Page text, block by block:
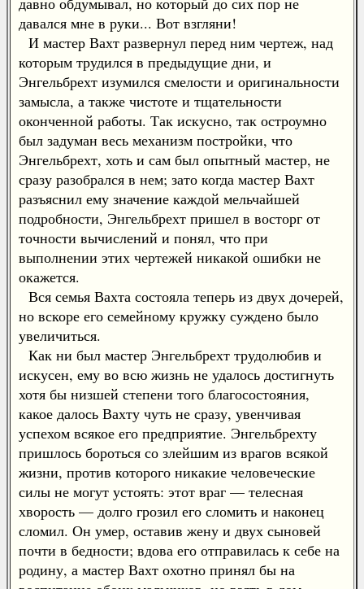
давался мне в руки... Вот взгляни!
И мастер Вахт развернул перед ним чертеж, над
которым трудился в предыдущие дни, и
Энгельбрехт изумился смелости и оригинальности
замысла, а также чистоте и тщательности
оконченной работы. Так искусно, так остроумно
был задуман весь механизм постройки, что
Энгельбрехт, хоть и сам был опытный мастер, не
сразу разобрался в нем; зато когда мастер Вахт
разъяснил ему значение каждой мельчайшей
подробности, Энгельбрехт пришел в восторг от
точности вычислений и понял, что при
выполнении этих чертежей никакой ошибки не
окажется.
Вся семья Вахта состояла теперь из двух дочерей,
но вскоре его семейному кружку суждено было
увеличиться.
Как ни был мастер Энгельбрехт трудолюбив и
искусен, ему во всю жизнь не удалось достигнуть
хотя бы низшей степени того благосостояния,
какое далось Вахту чуть не сразу, увенчивая
успехом всякое его предприятие. Энгельбрехту
пришлось бороться со злейшим из врагов всякой
жизни, против которого никакие человеческие
силы не могут устоять: этот враг — телесная
хворость — долго грозил его сломить и наконец
сломил. Он умер, оставив жену и двух сыновей
почти в бедности; вдова его отправилась к себе на
родину, а мастер Вахт охотно принял бы на